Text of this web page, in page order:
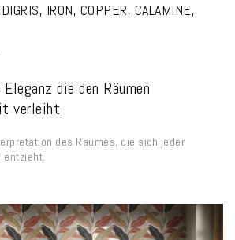
IRON, COPPER, CALAMINE,
die den Räumen
verleiht
des Raumes, die sich jeder
entzieht.